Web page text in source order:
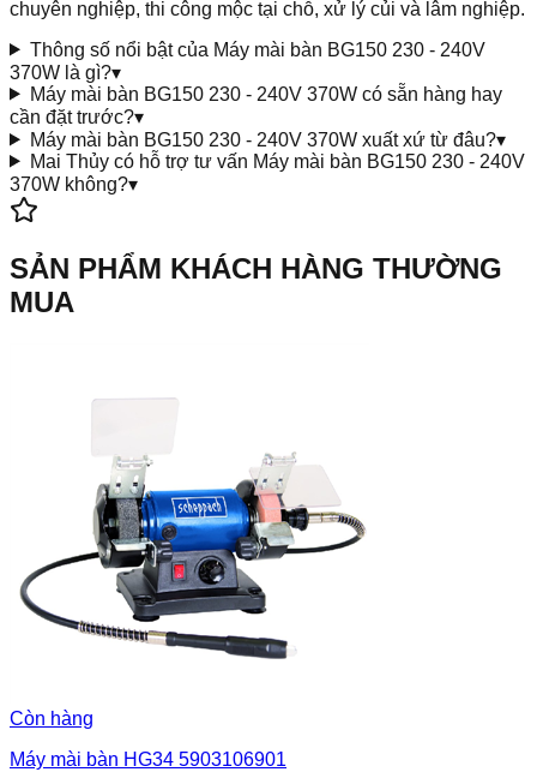
chuyên nghiệp, thi công mộc tại chỗ, xử lý củi và lâm nghiệp.
Thông số nổi bật của Máy mài bàn BG150 230 - 240V
370W là gì?▾
Máy mài bàn BG150 230 - 240V 370W có sẵn hàng hay
cần đặt trước?▾
Máy mài bàn BG150 230 - 240V 370W xuất xứ từ đâu?▾
Mai Thủy có hỗ trợ tư vấn Máy mài bàn BG150 230 - 240V
370W không?▾
SẢN PHẨM KHÁCH HÀNG THƯỜNG
MUA
Còn hàng
Máy mài bàn HG34 5903106901